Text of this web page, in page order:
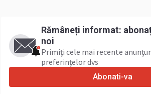
Rămâneți informat:
noi
Primiți cele mai recente
preferințelor dvs
Abonati-va